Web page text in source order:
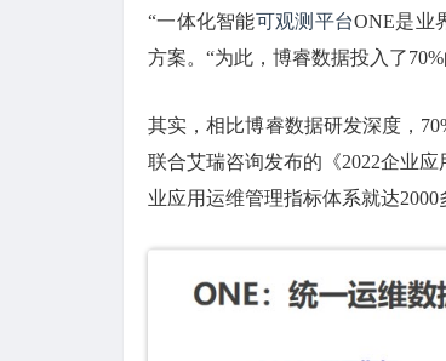
“一体化智能可观测平台ONE是业
方案。“为此，博睿数据投入了
其实，相比博睿数据研发深度，
联合艾瑞咨询发布的《2022企业
业应用运维管理指标体系就达